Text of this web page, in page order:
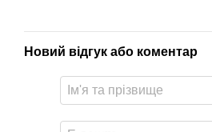
Новий відгук або коментар